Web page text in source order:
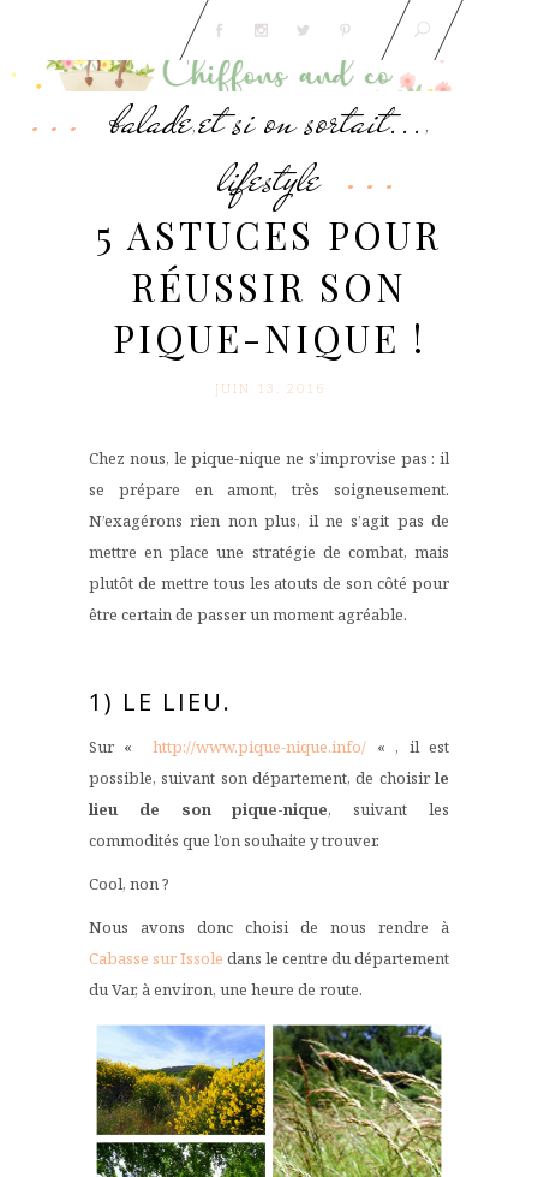
balade,et si on sortait... ,
lifestyle
5 ASTUCES POUR
RÉUSSIR SON
PIQUE-NIQUE !
JUIN 13. 2016
Chez nous, le pique-nique ne s’improvise pas : il
se prépare en amont, très soigneusement.
N’exagérons rien non plus, il ne s’agit pas de
mettre en place une stratégie de combat, mais
plutôt de mettre tous les atouts de son côté pour
être certain de passer un moment agréable.
1) LE LIEU.
Sur «http://www.pique-nique.info/ « , il est
possible, suivant son département, de choisir le
lieu de son pique-nique, suivant les
commodités que l’on souhaite y trouver.
Cool, non ?
Nous avons donc choisi de nous rendre à
Cabasse sur Issole dans le centre du département
du Var, à environ, une heure de route.